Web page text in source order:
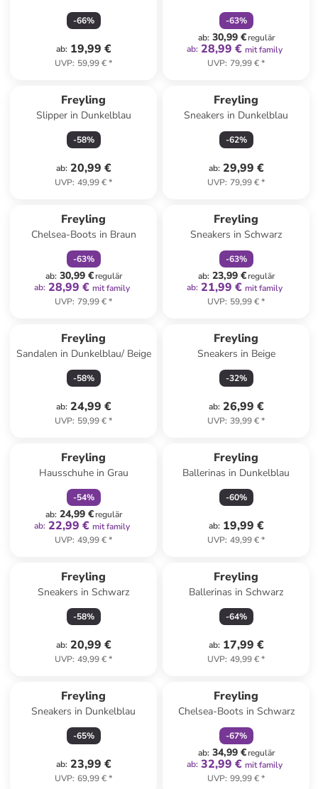
-66%
ab: 19,99 €
UVP: 59,99 €*
-63%
ab: 30,99 €regulär
ab: 28,99 € mit family
UVP: 79,99 €*
Freyling
Slipper in Dunkelblau
-58%
ab: 20,99 €
UVP: 49,99 €*
Freyling
Sneakers in Dunkelblau
-62%
ab: 29,99 €
UVP: 79,99 €*
Freyling
Chelsea-Boots in Braun
-63%
ab: 30,99 €regulär
ab: 28,99 € mit family
UVP: 79,99 €*
Freyling
Sneakers in Schwarz
-63%
ab: 23,99 €regulär
ab: 21,99 € mit family
UVP: 59,99 €*
Freyling
Sandalen in Dunkelblau/ Beige
-58%
ab: 24,99 €
UVP: 59,99 €*
Freyling
Sneakers in Beige
-32%
ab: 26,99 €
UVP: 39,99 €*
Freyling
Hausschuhe in Grau
-54%
ab: 24,99 €regulär
ab: 22,99 € mit family
UVP: 49,99 €*
Freyling
Ballerinas in Dunkelblau
-60%
ab: 19,99 €
UVP: 49,99 €*
Freyling
Sneakers in Schwarz
-58%
ab: 20,99 €
UVP: 49,99 €*
Freyling
Ballerinas in Schwarz
-64%
ab: 17,99 €
UVP: 49,99 €*
Freyling
Sneakers in Dunkelblau
-65%
ab: 23,99 €
UVP: 69,99 €*
Freyling
Chelsea-Boots in Schwarz
-67%
ab: 34,99 €regulär
ab: 32,99 € mit family
UVP: 99,99 €*